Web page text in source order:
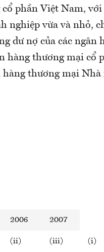
phần Việt Nam,
nghiệp vừa và nhỏ,
dư nợ của các ngân
hàng thương mại cổ
hàng thương mại Nhà
2006 2007
(ii) (iii) (i)